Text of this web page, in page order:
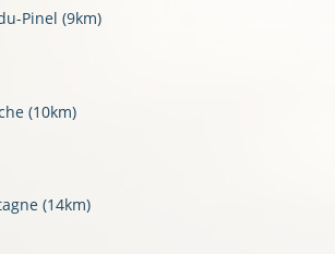
Pinel (9km)
(10km)
(14km)